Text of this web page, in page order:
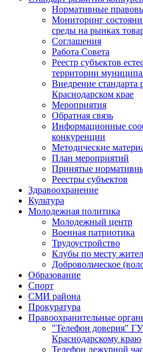
Нормативные
Мониторинг
среды на рынках
Соглашения
Работа Совета
Реестр субъектов
территории
Внедрение стандарта
Краснодарском крае
Мероприятия
Обратная связь
Информационные
конкуренции
Методические
План мероприятий
Принятые
Реестры субъектов
Здравоохранение
Культура
Молодежная политика
Молодежный центр
Военная патриотика
Трудоустройство
Клубы по месту
Добровольческое
Образование
Спорт
СМИ района
Прокуратура
Правоохранительные
"Телефон доверия"
Краснодарскому краю
Телефон дежурной